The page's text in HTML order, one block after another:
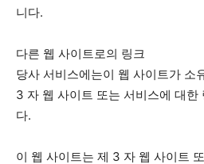
니다.
다른 웹 사이트로의 링크
당사 서비스에는이 웹 사이트가 소
3 자 웹 사이트 또는 서비스에 대한
다.
이 웹 사이트는 제 3 자 웹 사이트